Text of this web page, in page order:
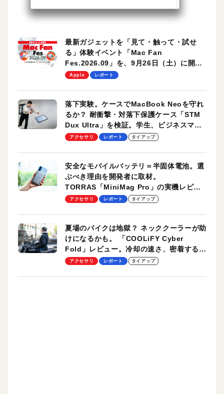
最新ガジェットを「見て・触って・試せ
る」体験イベント「Mac Fan
Fes.2026.09」を、9月26日（土）に開催
します！
Apple レポート
落下実験。ケースでMacBook Neoを守れ
るか？ 耐衝撃・対落下保護ケース「STM
Dux Ultra」を検証。学生、ビジネスマン
のモバイルユースに最適！
アクセサリ レポート タイアップ
安全なモバイルバッテリ＝半固体電池。選
ぶべき理由を開発者に取材。
TORRAS「MiniMag Pro」の実機レビュ
ーも
アクセサリ レポート タイアップ
夏場のバイクは地獄？ ネッククーラーが助
けになるかも。 「COOLiFY Cyber
Fold」レビュー。冷却の速さ、密着する冷
却プレート、シンプルな操作性がグッド！
アクセサリ レポート タイアップ